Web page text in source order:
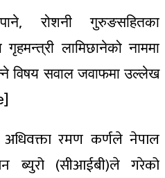
रोशनी गुरुङसहितका
लामिछानेको नाममा
विषय सवाल जवाफमा उल्लेख
रमण कर्णले नेपाल
ब्युरो (सीआईबी)ले गरेको